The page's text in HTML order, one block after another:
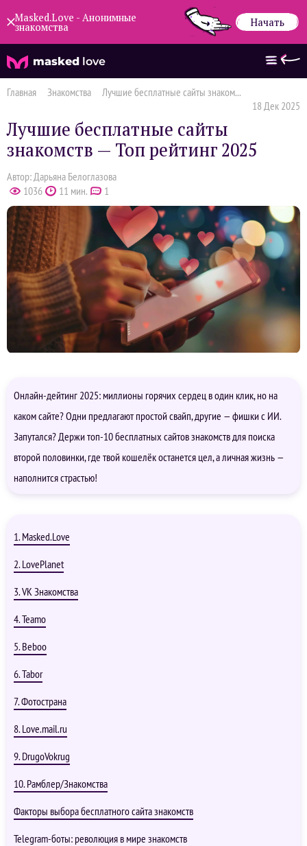
Masked.Love - Анонимные
знакомства Начать
masked love
Главная Знакомства
Лучшие бесплатные сайты знаком...
18 Дек 2025
Лучшие бесплатные сайты
знакомств — Топ рейтинг 2025
Автор: Дарьяна Белоглазова
1036
11 мин. 1
Онлайн-дейтинг 2025: миллионы горячих сердец в один клик, но на
каком сайте? Одни предлагают простой свайп, другие — фишки с ИИ.
Запутался? Держи топ-10 бесплатных сайтов знакомств для поиска
второй половинки, где твой кошелёк останется цел, а личная жизнь —
наполнится страстью!
1. Masked.Love
2. LovePlanet
3. VK Знакомства
4. Teamo
5. Beboo
6. Tabor
7. Фотострана
8. Love.mail.ru
9. DrugoVokrug
10. Рамблер/Знакомства
Факторы выбора бесплатного сайта знакомств
Telegram-боты: революция в мире знакомств